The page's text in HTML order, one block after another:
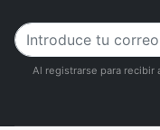
Al registrarse para recibir